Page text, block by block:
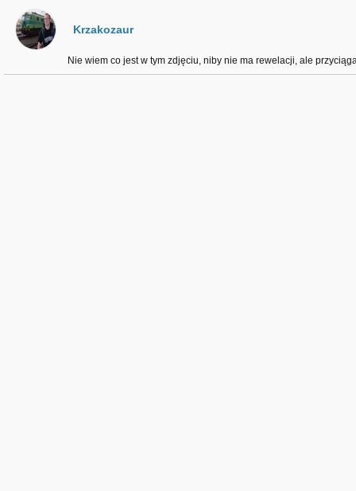
Krzakozaur
Nie wiem co jest w tym zdjęciu, niby nie ma rewelacji, ale